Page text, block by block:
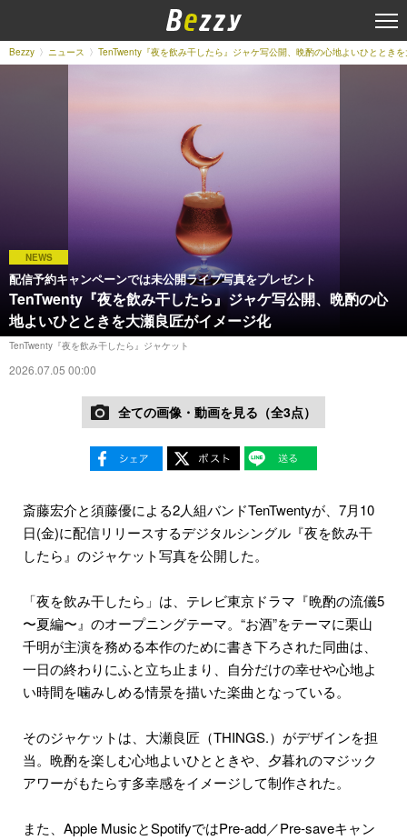
Bezzy ニュース TenTwenty『夜を飲み干したら』ジャケ写公開、晩酌の心地よいひととき
NEWS
配信予約キャンペーンでは未公開ライブ写真をプレゼント
TenTwenty『夜を飲み干したら』ジャケ写公開、晩酌の心
地よいひとときを大瀬良匠がイメージ化
TenTwenty『夜を飲み干したら』ジャケット
2026.07.05 00:00
全ての画像・動画を見る（全3点）
斎藤宏介と須藤優による2人組バンドTenTwentyが、7月10
日(金)に配信リリースするデジタルシングル『夜を飲み干
したら』のジャケット写真を公開した。
「夜を飲み干したら」は、テレビ東京ドラマ『晩酌の流儀5
〜夏編〜』のオープニングテーマ。“お酒”をテーマに栗山
千明が主演を務める本作のために書き下ろされた同曲は、
一日の終わりにふと立ち止まり、自分だけの幸せや心地よ
い時間を噛みしめる情景を描いた楽曲となっている。
そのジャケットは、大瀬良匠（THINGS.）がデザインを担
当。晩酌を楽しむ心地よいひとときや、夕暮れのマジック
アワーがもたらす多幸感をイメージして制作された。
また、Apple MusicとSpotifyではPre-add／Pre-saveキャン